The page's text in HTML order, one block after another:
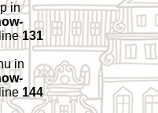
in
131
in
144